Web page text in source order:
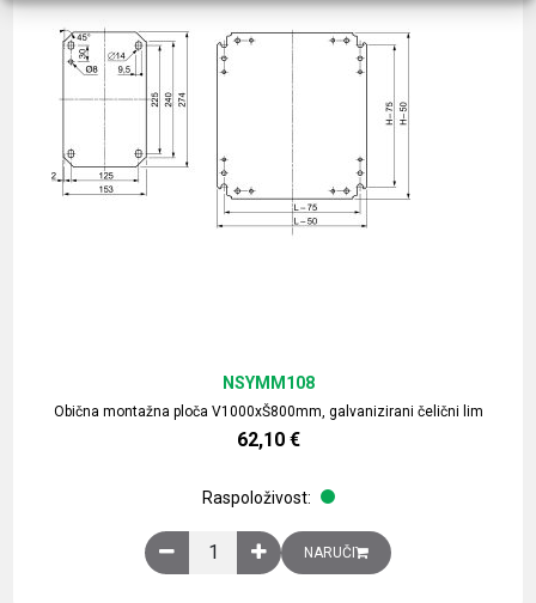
Obična montažna ploča V1000xŠ800mm, galvanizirani čelični lim
NSYMM108
62,10 €
Raspoloživost:
Obična montažna ploča V1000xŠ800mm,
NARUČI